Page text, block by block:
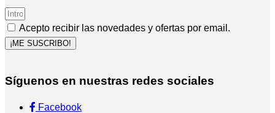
Acepto recibir las novedades y ofertas por email.
¡ME SUSCRIBO!
Síguenos en nuestras redes sociales
Facebook